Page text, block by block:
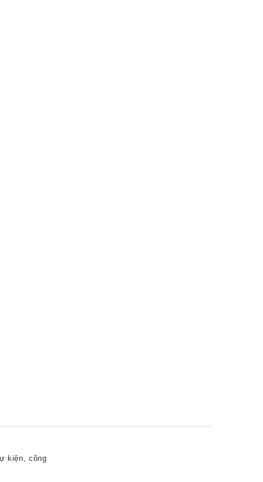
kiện, công